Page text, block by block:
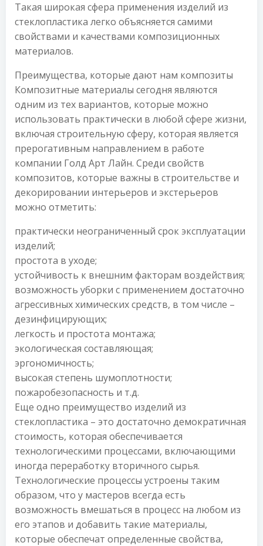
Такая широкая сфера применения изделий из
стеклопластика легко объясняется самими
свойствами и качествами композиционных
материалов.
Преимущества, которые дают нам композиты
Композитные материалы сегодня являются
одним из тех вариантов, которые можно
использовать практически в любой сфере жизни,
включая строительную сферу, которая является
прерогативным направлением в работе
компании Голд Арт Лайн. Среди свойств
композитов, которые важны в строительстве и
декорировании интерьеров и экстерьеров
можно отметить:
практически неограниченный срок эксплуатации
изделий;
простота в уходе;
устойчивость к внешним факторам воздействия;
возможность уборки с применением достаточно
агрессивных химических средств, в том числе –
дезинфицирующих;
легкость и простота монтажа;
экологическая составляющая;
эргономичность;
высокая степень шумоплотности;
пожаробезопасность и т.д.
Еще одно преимущество изделий из
стеклопластика – это достаточно демократичная
стоимость, которая обеспечивается
технологическими процессами, включающими
иногда переработку вторичного сырья.
Технологические процессы устроены таким
образом, что у мастеров всегда есть
возможность вмешаться в процесс на любом из
его этапов и добавить такие материалы,
которые обеспечат определенные свойства,